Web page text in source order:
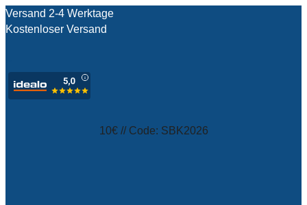
Versand 2-4 Werktage
Kostenloser Versand
10€ // Code: SBK2026